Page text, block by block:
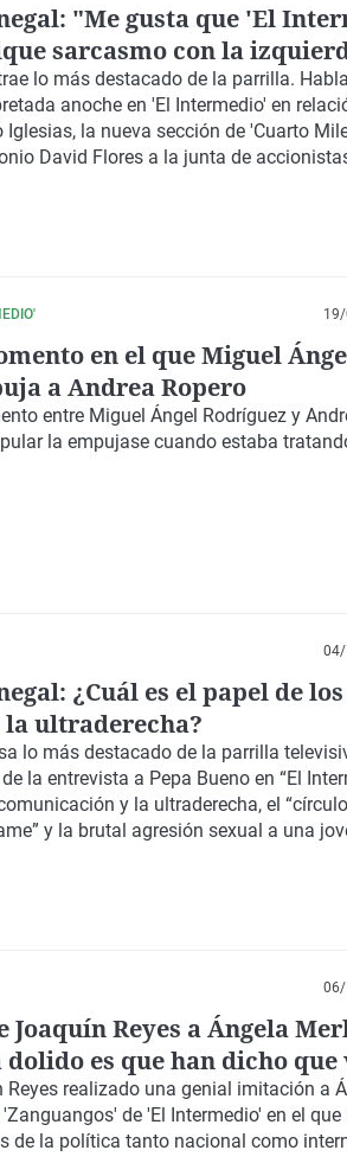
"Me gusta que 'El
sarcasmo con la
lo más destacado de la parrilla.
anoche en 'El Intermedio' en
la nueva sección de 'Cuarto
David Flores a la junta de
en el que Miguel
a Andrea Ropero
entre Miguel Ángel Rodríguez y
la empujase cuando estaba
04/
¿Cuál es el papel de
la ultraderecha?
lo más destacado de la parrilla
la entrevista a Pepa Bueno en “El
y la ultraderecha, el
y la brutal agresión sexual a una
06/
Reyes a Ángela
dolido es que han dicho
realizado una genial imitación a
de 'El Intermedio' en el
de la política tanto nacional como